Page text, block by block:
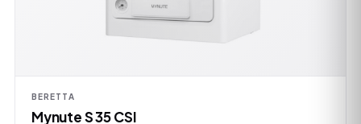
BERETTA
Mynute S 35 CSI